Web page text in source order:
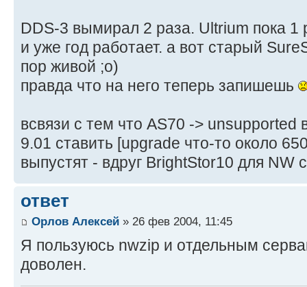
DDS-3 вымирал 2 раза. Ultrium пока 1
и уже год работает. а вот старый
пор живой ;o)
правда что на него теперь запишешь
всвязи с тем что AS70 ->
9.01 ставить [upgrade что-то около
выпустят - вдруг BrightStor10 для NW
ответ
Орлов Алексей » 26 фев 2004, 11:45
Я пользуюсь nwzip и отдельным
доволен.